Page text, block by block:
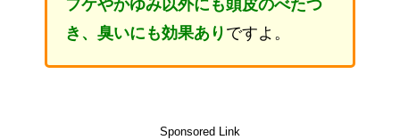
フケやかゆみ以外にも頭皮のべたつ
き、臭いにも効果あり ですよ。
Sponsored Link